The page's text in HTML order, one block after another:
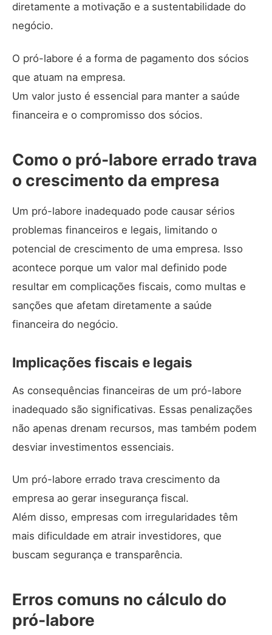
diretamente a motivação e a sustentabilidade do
negócio.
O pró-labore é a forma de pagamento dos sócios
que atuam na empresa.
Um valor justo é essencial para manter a saúde
financeira e o compromisso dos sócios.
Como o pró-labore errado trava
o crescimento da empresa
Um pró-labore inadequado pode causar sérios
problemas financeiros e legais, limitando o
potencial de crescimento de uma empresa. Isso
acontece porque um valor mal definido pode
resultar em complicações fiscais, como multas e
sanções que afetam diretamente a saúde
financeira do negócio.
Implicações fiscais e legais
As consequências financeiras de um pró-labore
inadequado são significativas. Essas penalizações
não apenas drenam recursos, mas também podem
desviar investimentos essenciais.
Um pró-labore errado trava crescimento da
empresa ao gerar insegurança fiscal.
Além disso, empresas com irregularidades têm
mais dificuldade em atrair investidores, que
buscam segurança e transparência.
Erros comuns no cálculo do
pró-labore